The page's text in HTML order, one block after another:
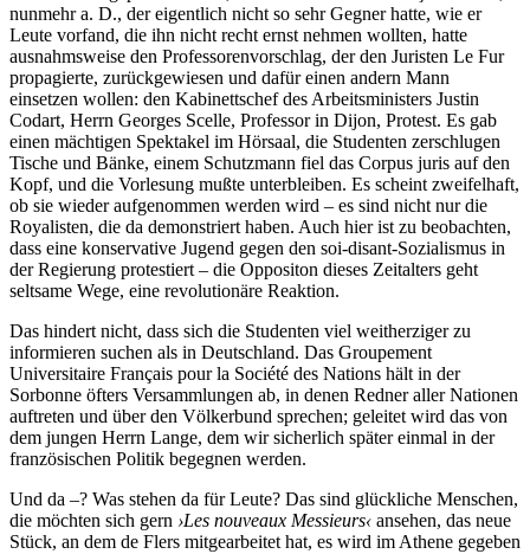
nunmehr a. D., der eigentlich nicht so sehr Gegner hatte, wie er
Leute vorfand, die ihn nicht recht ernst nehmen wollten, hatte
ausnahmsweise den Professorenvorschlag, der den Juristen Le Fur
propagierte, zurückgewiesen und dafür einen andern Mann
einsetzen wollen: den Kabinettschef des Arbeitsministers Justin
Codart, Herrn Georges Scelle, Professor in Dijon, Protest. Es gab
einen mächtigen Spektakel im Hörsaal, die Studenten zerschlugen
Tische und Bänke, einem Schutzmann fiel das Corpus juris auf den
Kopf, und die Vorlesung mußte unterbleiben. Es scheint zweifelhaft,
ob sie wieder aufgenommen werden wird – es sind nicht nur die
Royalisten, die da demonstriert haben. Auch hier ist zu beobachten,
dass eine konservative Jugend gegen den soi-disant-Sozialismus in
der Regierung protestiert – die Oppositon dieses Zeitalters geht
seltsame Wege, eine revolutionäre Reaktion.
Das hindert nicht, dass sich die Studenten viel weitherziger zu
informieren suchen als in Deutschland. Das Groupement
Universitaire Français pour la Société des Nations hält in der
Sorbonne öfters Versammlungen ab, in denen Redner aller Nationen
auftreten und über den Völkerbund sprechen; geleitet wird das von
dem jungen Herrn Lange, dem wir sicherlich später einmal in der
französischen Politik begegnen werden.
Und da –? Was stehen da für Leute? Das sind glückliche Menschen,
die möchten sich gern ›Les nouveaux Messieurs‹ ansehen, das neue
Stück, an dem de Flers mitgearbeitet hat, es wird im Athene gegeben